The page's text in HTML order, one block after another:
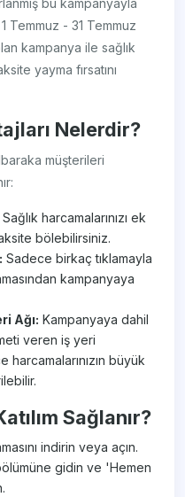
bu kampanyayla
Temmuz - 31 Temmuz
kampanya ile sağlık
yayma fırsatını
Nelerdir?
müşterileri
Sağlık harcamalarınızı ek
bölebilirsiniz.
Sadece birkaç tıklamayla
kampanyaya
Ağı: Kampanyaya dahil
veren iş yeri
harcamalarınızın büyük
Sağlanır?
indirin veya açın.
gidin ve 'Hemen